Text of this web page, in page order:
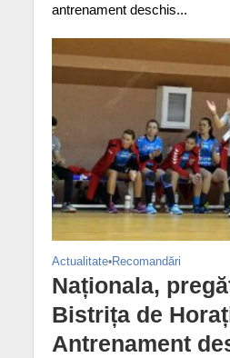
antrenament deschis...
Actualitate•Recomandări
Naționala,
Bistrița de
Antrenament